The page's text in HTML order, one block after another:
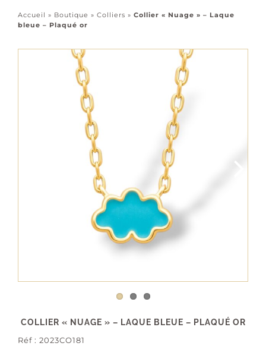
Accessoires
Accueil » Boutique » Colliers » Collier « Nuage » – Laque
bleue – Plaqué or
COLLIER « NUAGE » – LAQUE BLEUE – PLAQUÉ OR
Réf : 2023CO181